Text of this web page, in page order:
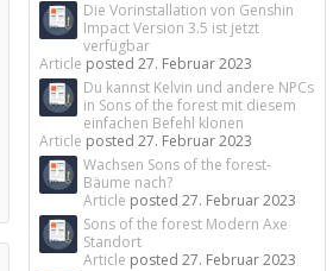
Die Vorinstallation von Genshin
Impact Version 3.5 ist jetzt
verfügbar
Article posted27. Februar 2023
Du kannst Kelvin und andere NPCs
in Sons of the forest mit diesem
einfachen Befehl klonen
Article posted27. Februar 2023
Wachsen Sons of the forest-
Bäume nach?
Article posted27. Februar 2023
Sons of the forest Modern Axe
Standort
Article posted27. Februar 2023